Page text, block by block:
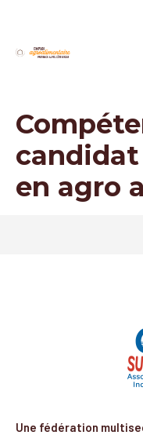
candidat
en agro
Une fédération